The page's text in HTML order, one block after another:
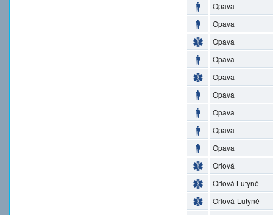
Opava
Opava
Opava
Opava
Opava
Opava
Opava
Opava
Opava
Orlová
Orlová Lutyně
Orlová-Lutyně